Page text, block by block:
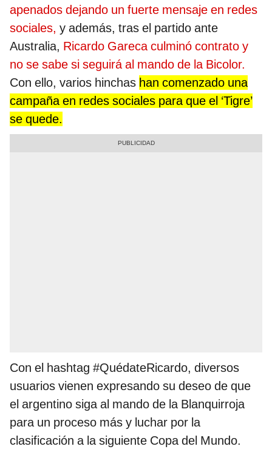
apenados dejando un fuerte mensaje en redes
sociales, y además, tras el partido ante
Australia, Ricardo Gareca culminó contrato y
no se sabe si seguirá al mando de la Bicolor.
Con ello, varios hinchas han comenzado una
campaña en redes sociales para que el ‘Tigre’
se quede.
Con el hashtag #QuédateRicardo, diversos
usuarios vienen expresando su deseo de que
el argentino siga al mando de la Blanquirroja
para un proceso más y luchar por la
clasificación a la siguiente Copa del Mundo.